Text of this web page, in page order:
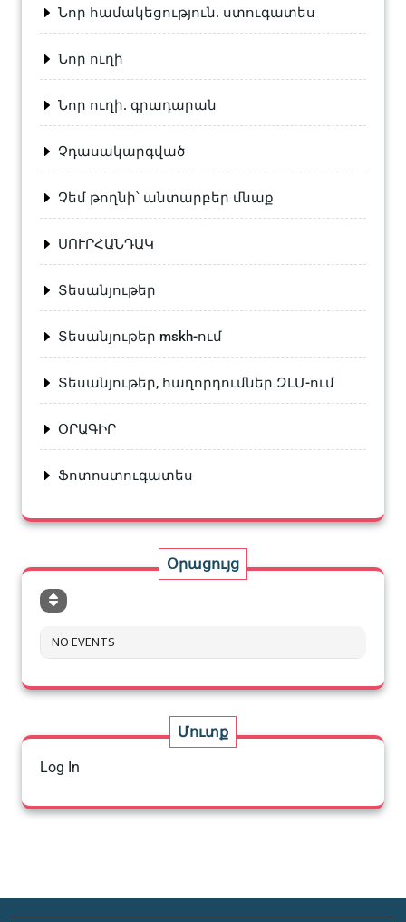
Նոր համակեցություն. ստուգատես
Նոր ուղի
Նոր ուղի. գրադարան
Չդասակարգված
Չեմ թողնի՝ անտարբեր մնաք
ՍՈՒՐՀԱՆԴԱԿ
Տեսանյութեր
Տեսանյութեր mskh-ում
Տեսանյութեր, հաղորդումներ ԶԼՄ-ում
ՕՐԱԳԻՐ
Ֆոտոստուգատես
Օրացույց
NO EVENTS
Մուտք
Log In